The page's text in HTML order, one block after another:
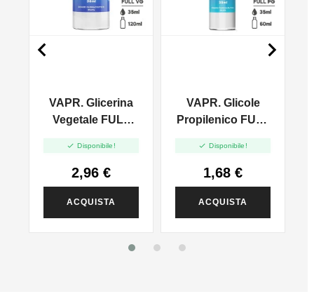
VAPR. Glicerina
Vegetale FULL
120ml
 Disponibile!
2,96 €
ACQUISTA
VAPR. Glicole
Propilenico FULL
 Disponibile!
1,68 €
ACQUISTA
 